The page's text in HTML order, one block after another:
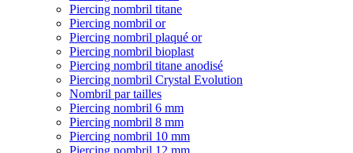
Piercing nombril titane
Piercing nombril or
Piercing nombril plaqué or
Piercing nombril bioplast
Piercing nombril titane anodisé
Piercing nombril Crystal Evolution
Nombril par tailles
Piercing nombril 6 mm
Piercing nombril 8 mm
Piercing nombril 10 mm
Piercing nombril 12 mm